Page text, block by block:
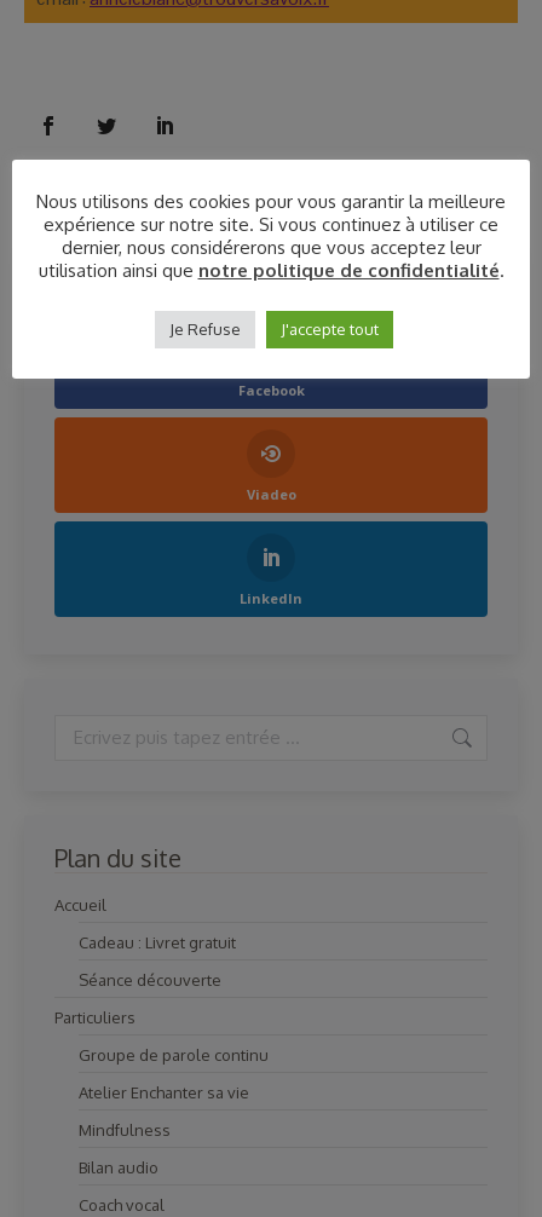
Suivez-moi sur les réseaux
Facebook
Viadeo
LinkedIn
Search:
Plan du site
Accueil
Cadeau : Livret gratuit
Séance découverte
Particuliers
Groupe de parole continu
Atelier Enchanter sa vie
Mindfulness
Bilan audio
Coach vocal
Nous utilisons des cookies pour vous garantir la meilleure
expérience sur notre site. Si vous continuez à utiliser ce
dernier, nous considérerons que vous acceptez leur
utilisation ainsi que notre politique de confidentialité.
Je Refuse J'accepte tout